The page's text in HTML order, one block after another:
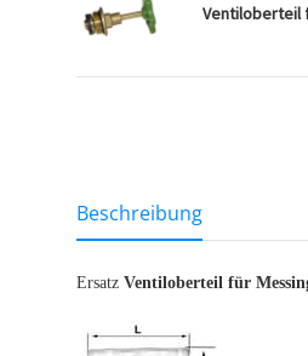
Ventiloberteil
weitere Registerkarten
Beschreibung
Ersatz Ventiloberteil für